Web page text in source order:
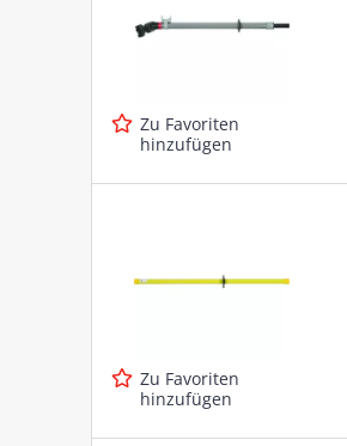
Zu Favoriten
hinzufügen
Zu Favoriten
hinzufügen